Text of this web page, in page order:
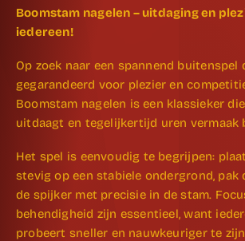
Boomstam nagelen – uitdaging en
iedereen!
Op zoek naar een spannend buitenspel
gegarandeerd voor plezier en
Boomstam nagelen is een klassieker
uitdaagt en tegelijkertijd uren vermaak
Het spel is eenvoudig te begrijpen:
stevig op een stabiele ondergrond, pak
de spijker met precisie in de stam.
behendigheid zijn essentieel, want
probeert sneller en nauwkeuriger te